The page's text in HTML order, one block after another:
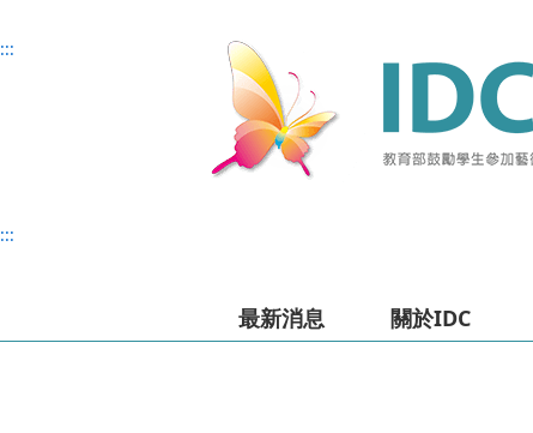
:::
:::
最新消息 關於IDC